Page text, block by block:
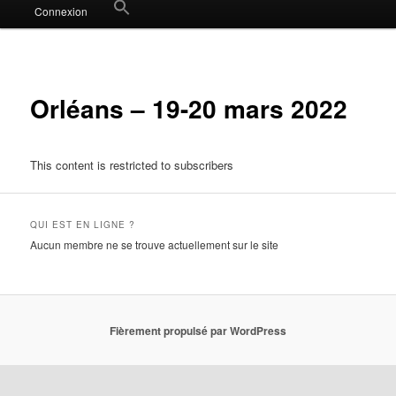
Connexion Search
Search Button
Orléans – 19-20 mars 2022
This content is restricted to subscribers
QUI EST EN LIGNE ?
Aucun membre ne se trouve actuellement sur le site
Fièrement propulsé par WordPress